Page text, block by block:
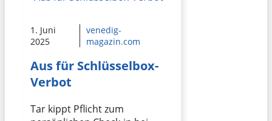
1. Juni
2025
venedig-
magazin.com
Aus für Schlüsselbox-
Verbot
Tar kippt Pflicht zum